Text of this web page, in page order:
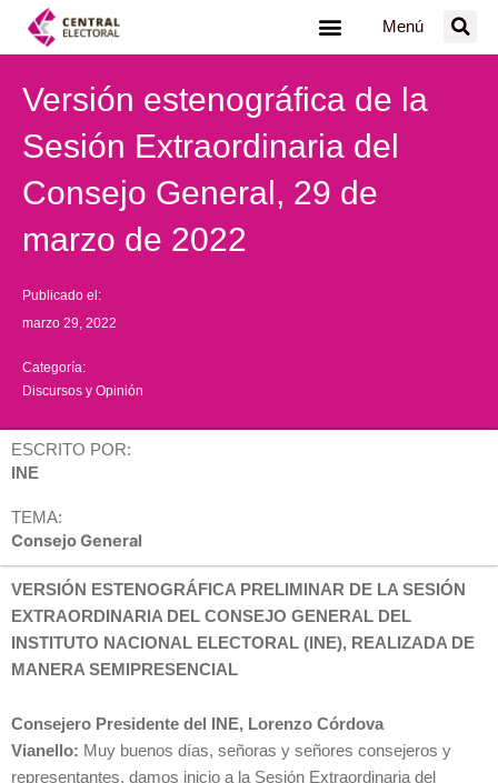
Menú
Versión estenográfica de la
Sesión Extraordinaria del
Consejo General, 29 de
marzo de 2022
Publicado el:
marzo 29, 2022
Categoría:
Discursos y Opinión
ESCRITO POR:
INE
TEMA:
Consejo General
VERSIÓN ESTENOGRÁFICA PRELIMINAR DE LA SESIÓN
EXTRAORDINARIA DEL CONSEJO GENERAL DEL
INSTITUTO NACIONAL ELECTORAL (INE), REALIZADA DE
MANERA SEMIPRESENCIAL
Consejero Presidente del INE, Lorenzo Córdova
Vianello: Muy buenos días, señoras y señores consejeros y
representantes, damos inicio a la Sesión Extraordinaria del